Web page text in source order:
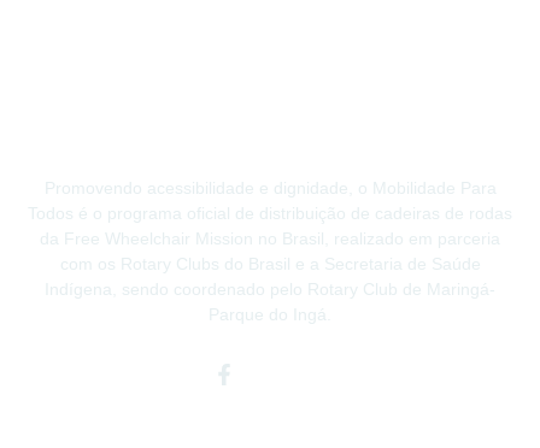
Promovendo acessibilidade e dignidade, o Mobilidade Para
Todos é o programa oficial de distribuição de cadeiras de rodas
da Free Wheelchair Mission no Brasil, realizado em parceria
com os Rotary Clubs do Brasil e a Secretaria de Saúde
Indígena, sendo coordenado pelo Rotary Club de Maringá-
Parque do Ingá.
Facebook-